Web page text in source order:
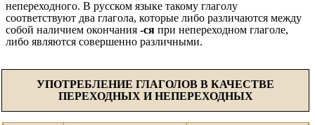
непереходного. В русском языке такому глаголу
соответствуют два глагола, которые либо различаются между
собой наличием окончания -ся при непереходном глаголе,
либо являются совершенно различными.
УПОТРЕБЛЕНИЕ ГЛАГОЛОВ В КАЧЕСТВЕ
ПЕРЕХОДНЫХ И НЕПЕРЕХОДНЫХ